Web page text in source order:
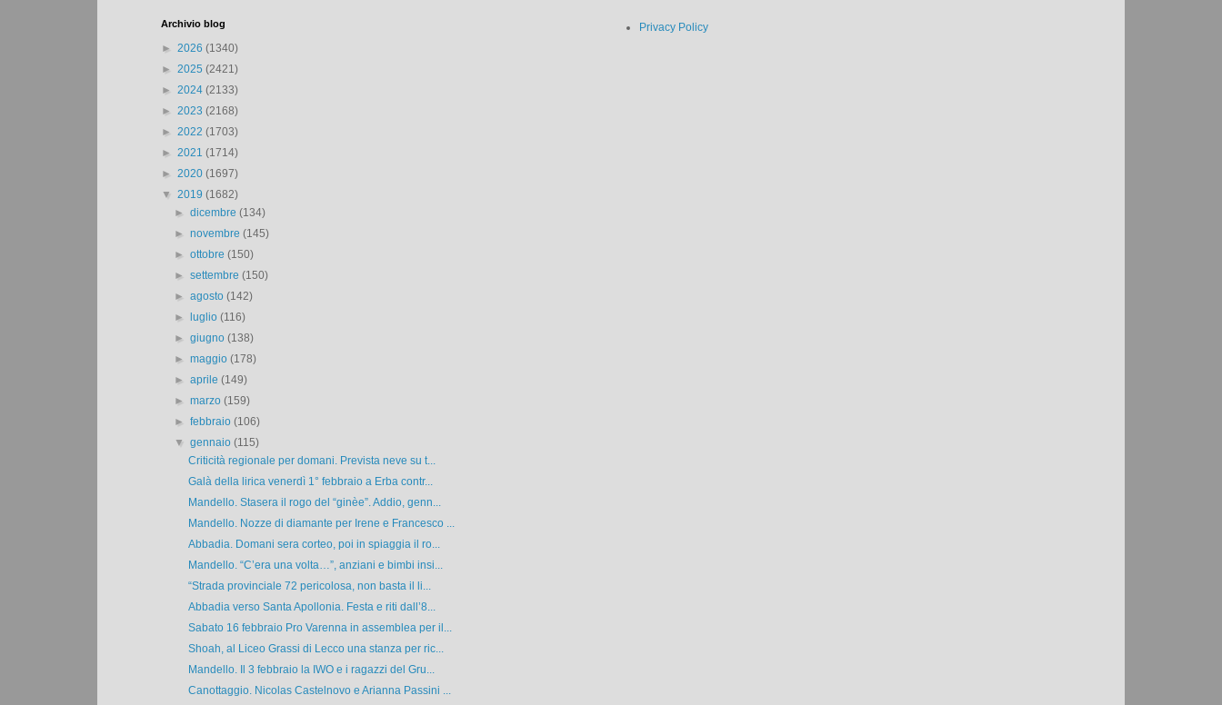
Archivio blog
► 2026 (1340)
► 2025 (2421)
► 2024 (2133)
► 2023 (2168)
► 2022 (1703)
► 2021 (1714)
► 2020 (1697)
▼ 2019 (1682)
►dicembre(134)
►novembre(145)
►ottobre(150)
►settembre(150)
►agosto(142)
►luglio(116)
►giugno(138)
►maggio(178)
►aprile(149)
►marzo(159)
►febbraio(106)
▼gennaio(115)
Criticità regionale per domani. Prevista neve su t...
Galà della lirica venerdì 1° febbraio a Erba contr...
Mandello. Stasera il rogo del “ginèe”. Addio, genn...
Mandello. Nozze di diamante per Irene e Francesco ...
Abbadia. Domani sera corteo, poi in spiaggia il ro...
Mandello. “C’era una volta…”, anziani e bimbi insi...
“Strada provinciale 72 pericolosa, non basta il li...
Abbadia verso Santa Apollonia. Festa e riti dall’8...
Sabato 16 febbraio Pro Varenna in assemblea per il...
Shoah, al Liceo Grassi di Lecco una stanza per ric...
Mandello. Il 3 febbraio la IWO e i ragazzi del Gru...
Canottaggio. Nicolas Castelnovo e Arianna Passini ...
Privacy Policy